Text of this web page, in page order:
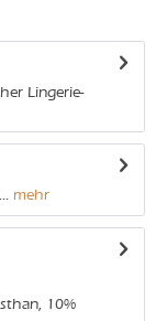
Lingerie-
mehr
10%